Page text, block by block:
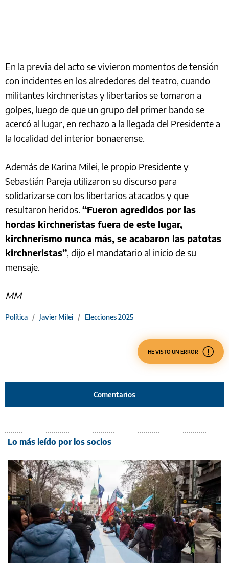
En la previa del acto se vivieron momentos de tensión
con incidentes en los alrededores del teatro, cuando
militantes kirchneristas y libertarios se tomaron a
golpes, luego de que un grupo del primer bando se
acercó al lugar, en rechazo a la llegada del Presidente a
la localidad del interior bonaerense.
Además de Karina Milei, le propio Presidente y
Sebastián Pareja utilizaron su discurso para
solidarizarse con los libertarios atacados y que
resultaron heridos. “Fueron agredidos por las
hordas kirchneristas fuera de este lugar,
kirchnerismo nunca más, se acabaron las patotas
kirchneristas”, dijo el mandatario al inicio de su
mensaje.
MM
Política / Javier Milei / Elecciones 2025
HE VISTO UN ERROR
Comentarios
Lo más leído por los socios